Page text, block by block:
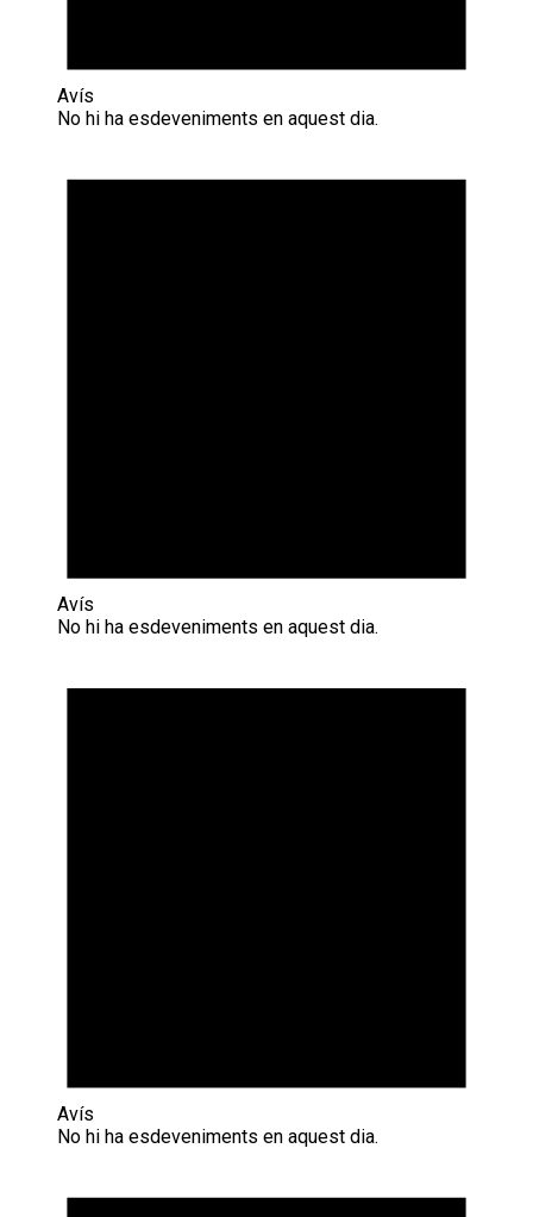
Avís
No hi ha esdeveniments en aquest dia.
Avís
No hi ha esdeveniments en aquest dia.
Avís
No hi ha esdeveniments en aquest dia.